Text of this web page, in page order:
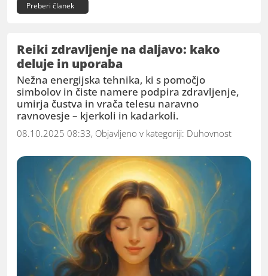
Preberi članek
Reiki zdravljenje na daljavo: kako
deluje in uporaba
Nežna energijska tehnika, ki s pomočjo
simbolov in čiste namere podpira zdravljenje,
umirja čustva in vrača telesu naravno
ravnovesje – kjerkoli in kadarkoli.
08.10.2025 08:33, Objavljeno v kategoriji: Duhovnost